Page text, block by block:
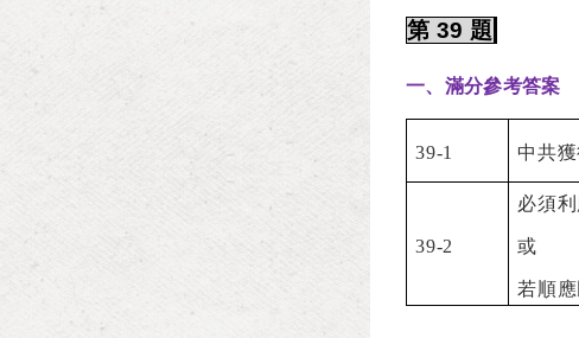
第 39 題
一、滿分參考答案
39-1 中共
39-2
必須
或
若順